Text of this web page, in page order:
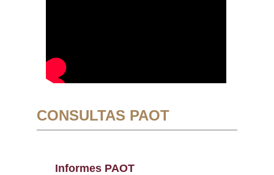
CONSULTAS PAOT
Informes PAOT